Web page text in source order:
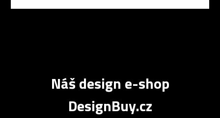
Náš design e-shop
DesignBuy.cz